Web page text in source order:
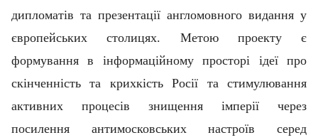
дипломатів та презентації англомовного видання у
європейських столицях. Метою проекту є
формування в інформаційному просторі ідеї про
скінченність та крихкість Росії та стимулювання
активних процесів знищення імперії через
посилення антимосковських настроїв серед